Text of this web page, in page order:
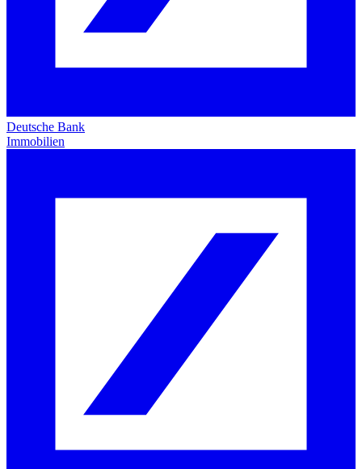
Deutsche Bank
Immobilien